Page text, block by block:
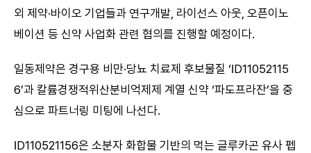
외 제약·바이오 기업들과 연구개발, 라이선스 아웃, 오픈이노
베이션 등 신약 사업화 관련 협의를 진행할 예정이다.
일동제약은 경구용 비만·당뇨 치료제 후보물질 ‘ID11052115
6’과 칼륨경쟁적위산분비억제제 계열 신약 ‘파도프라잔’을 중
심으로 파트너링 미팅에 나선다.
ID110521156은 소분자 화합물 기반의 먹는 글루카곤 유사 펩